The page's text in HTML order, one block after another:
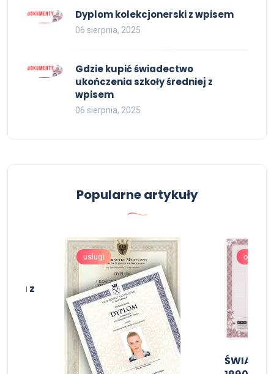
Dyplom kolekcjonerski z wpisem
06 sierpnia, 2025
Gdzie kupić świadectwo
ukończenia szkoły średniej z
wpisem
06 sierpnia, 2025
Popularne artykuły
z
uslugi oferta